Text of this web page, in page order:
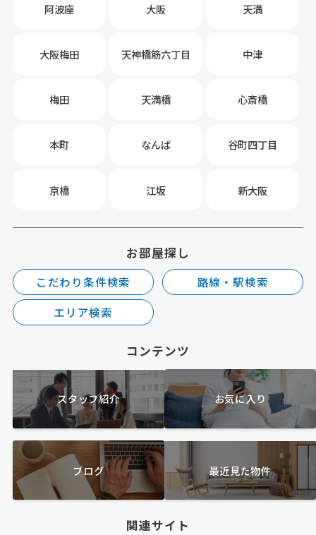
阿波座 大阪 天満
大阪梅田 天神橋筋六丁目 中津
梅田 天満橋 心斎橋
本町 なんば 谷町四丁目
京橋 江坂 新大阪
お部屋探し
こだわり条件検索
路線・駅検索
エリア検索
コンテンツ
スタッフ紹介 お気に入り
ブログ 最近見た物件
関連サイト